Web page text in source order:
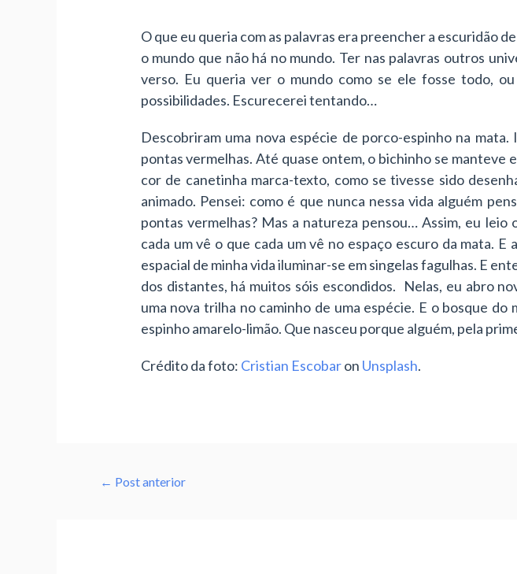
O que eu queria com as palavras era preencher a escuridão
o mundo que não há no mundo. Ter nas palavras outros
verso. Eu queria ver o mundo como se ele fosse todo,
possibilidades. Escurecerei tentando…
Descobriram uma nova espécie de porco-espinho na
pontas vermelhas. Até quase ontem, o bichinho se manteve
cor de canetinha marca-texto, como se tivesse sido
animado. Pensei: como é que nunca nessa vida alguém
pontas vermelhas? Mas a natureza pensou… Assim, eu
cada um vê o que cada um vê no espaço escuro da mata.
espacial de minha vida iluminar-se em singelas fagulhas. E
dos distantes, há muitos sóis escondidos. Nelas, eu abro
uma nova trilha no caminho de uma espécie. E o bosque
espinho amarelo-limão. Que nasceu porque alguém, pela
Crédito da foto: Cristian Escobaron Unsplash.
← Post anterior